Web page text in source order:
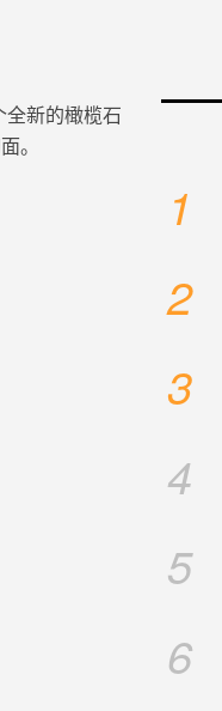
全新的橄榄石
。
1
2
3
4
5
6